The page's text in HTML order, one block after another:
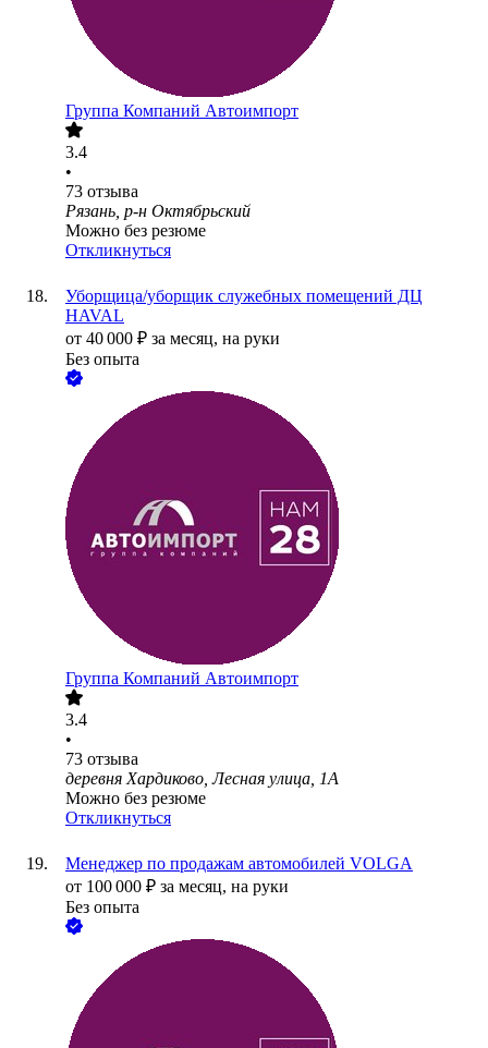
Группа Компаний Автоимпорт
3.4
•
73 отзыва
Рязань, р-н Октябрьский
Можно без резюме
Откликнуться
Уборщица/уборщик служебных помещений ДЦ
HAVAL
от 40 000 ₽ за месяц, на руки
Без опыта
Группа Компаний Автоимпорт
3.4
•
73 отзыва
деревня Хардиково, Лесная улица, 1А
Можно без резюме
Откликнуться
Менеджер по продажам автомобилей VOLGA
от 100 000 ₽ за месяц, на руки
Без опыта